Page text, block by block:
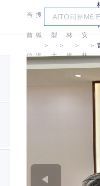
当
前
位
搜
狐
汽
＞
车
型
大
＞
林
肯
＞
长
安
林
＞